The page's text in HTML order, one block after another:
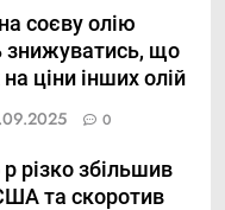
соєву олію
що
ціни інших олій
0
різко збільшив
та скоротив